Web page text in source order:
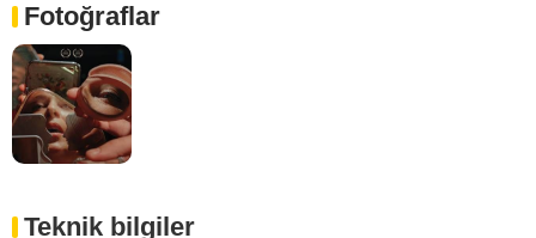
Fotoğraflar
Teknik bilgiler